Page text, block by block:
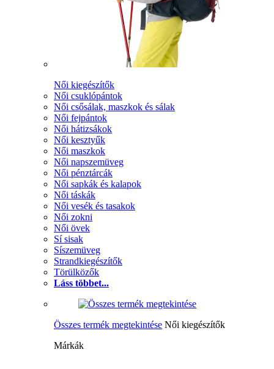
Női kiegészítők
Női csuklópántok
Női csősálak, maszkok és sálak
Női fejpántok
Női hátizsákok
Női kesztyűk
Női maszkok
Női napszemüveg
Női pénztárcák
Női sapkák és kalapok
Női táskák
Női vesék és tasakok
Női zokni
Női övek
Sí sisak
Síszemüveg
Strandkiegészítők
Törülközők
Láss többet...
Összes termék megtekintése Női kiegészítők
Márkák